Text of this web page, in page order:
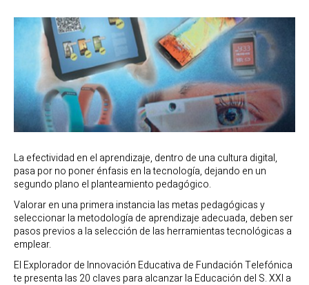
La efectividad en el aprendizaje, dentro de una cultura digital,
pasa por no poner énfasis en la tecnología, dejando en un
segundo plano el planteamiento pedagógico.
Valorar en una primera instancia las metas pedagógicas y
seleccionar la metodología de aprendizaje adecuada, deben ser
pasos previos a la selección de las herramientas tecnológicas a
emplear.
El Explorador de Innovación Educativa de Fundación Telefónica
te presenta las 20 claves para alcanzar la Educación del S. XXI a